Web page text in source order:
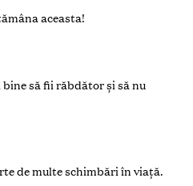
aceasta!
să fii răbdător și să nu
de multe schimbări în viață.